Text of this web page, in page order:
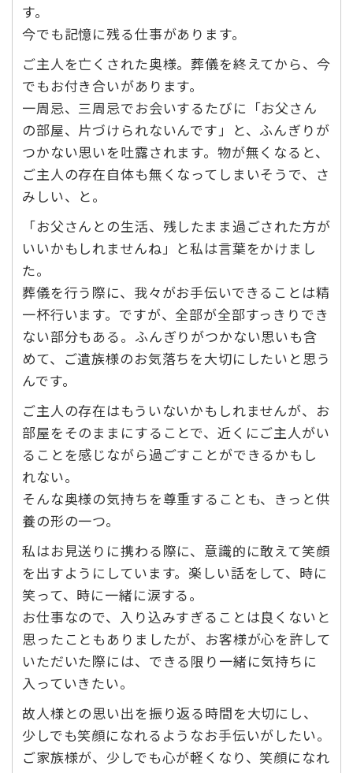
す。
今でも記憶に残る仕事があります。
ご主人を亡くされた奥様。葬儀を終えてから、今
でもお付き合いがあります。
一周忌、三周忌でお会いするたびに「お父さん
の部屋、片づけられないんです」と、ふんぎりが
つかない思いを吐露されます。物が無くなると、
ご主人の存在自体も無くなってしまいそうで、さ
みしい、と。
「お父さんとの生活、残したまま過ごされた方が
いいかもしれませんね」と私は言葉をかけまし
た。
葬儀を行う際に、我々がお手伝いできることは精
一杯行います。ですが、全部が全部すっきりでき
ない部分もある。ふんぎりがつかない思いも含
めて、ご遺族様のお気落ちを大切にしたいと思う
んです。
ご主人の存在はもういないかもしれませんが、お
部屋をそのままにすることで、近くにご主人がい
ることを感じながら過ごすことができるかもし
れない。
そんな奥様の気持ちを尊重することも、きっと供
養の形の一つ。
私はお見送りに携わる際に、意識的に敢えて笑顔
を出すようにしています。楽しい話をして、時に
笑って、時に一緒に涙する。
お仕事なので、入り込みすぎることは良くないと
思ったこともありましたが、お客様が心を許して
いただいた際には、できる限り一緒に気持ちに
入っていきたい。
故人様との思い出を振り返る時間を大切にし、
少しでも笑顔になれるようなお手伝いがしたい。
ご家族様が、少しでも心が軽くなり、笑顔になれ